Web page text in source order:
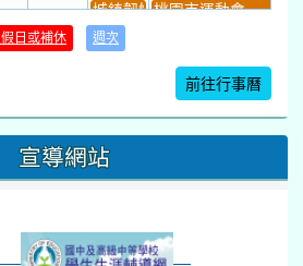
城鎮韌性(防空)演習
桃園市運動會
暑期體育育樂營結束
21 22
營(整天)
補測(...
-新進教師研習
教師備課會議
日或補休 週次
前往行事曆
宣導網站